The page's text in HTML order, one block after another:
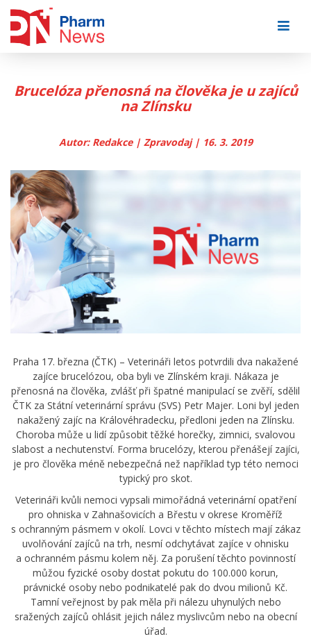
Brucelóza přenosná na člověka je u zajíců
na Zlínsku
Autor: Redakce | Zpravodaj | 16. 3. 2019
Praha 17. března (ČTK) – Veterináři letos potvrdili dva nakažené
zajíce brucelózou, oba byli ve Zlínském kraji. Nákaza je
přenosná na člověka, zvlášť při špatné manipulací se zvěří, sdělil
ČTK za Státní veterinární správu (SVS) Petr Majer. Loni byl jeden
nakažený zajíc na Královéhradecku, předloni jeden na Zlínsku.
Choroba může u lidí způsobit těžké horečky, zimnici, svalovou
slabost a nechutenství. Forma brucelózy, kterou přenášejí zajíci,
je pro člověka méně nebezpečná než například typ této nemoci
typický pro skot.
Veterináři kvůli nemoci vypsali mimořádná veterinární opatření
pro ohniska v Zahnašovicích a Břestu v okrese Kroměříž
s ochranným pásmem v okolí. Lovci v těchto místech mají zákaz
uvolňování zajíců na trh, nesmí odchytávat zajíce v ohnisku
a ochranném pásmu kolem něj. Za porušení těchto povinností
můžou fyzické osoby dostat pokutu do 100.000 korun,
právnické osoby nebo podnikatelé pak do dvou milionů Kč.
Tamní veřejnost by pak měla při nálezu uhynulých nebo
sražených zajíců ohlásit jejich nález myslivcům nebo na obecní
úřad.